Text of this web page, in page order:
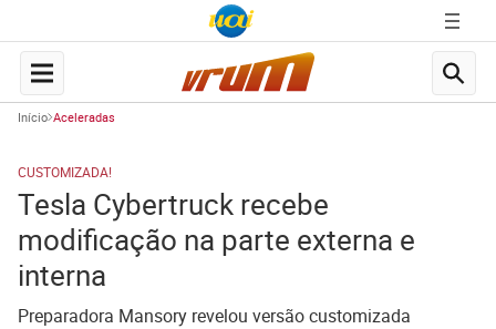
Início Aceleradas
CUSTOMIZADA!
Tesla Cybertruck recebe
modificação na parte externa e
interna
Preparadora Mansory revelou versão customizada